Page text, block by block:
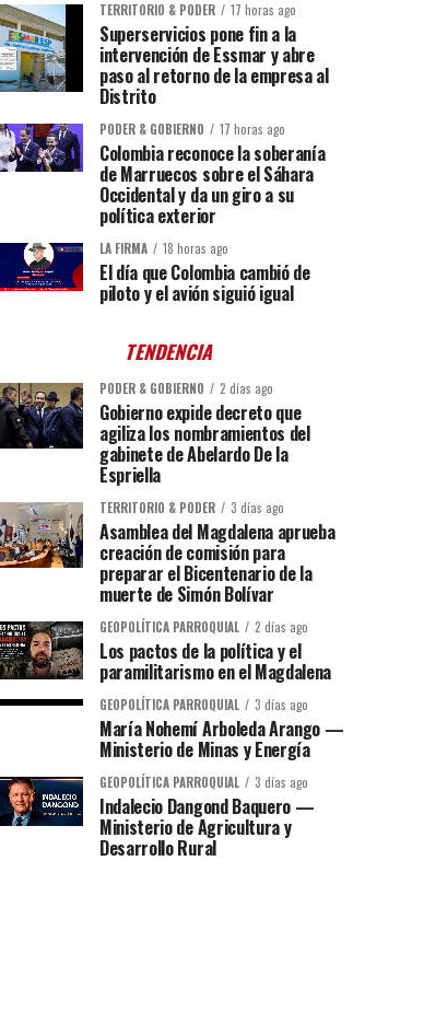
TERRITORIO & PODER 17 horas ago
Superservicios pone fin a la
intervención de Essmar y abre
paso al retorno de la empresa al
Distrito
PODER & GOBIERNO 17 horas ago
Colombia reconoce la soberanía
de Marruecos sobre el Sáhara
Occidental y da un giro a su
política exterior
LA FIRMA 18 horas ago
El día que Colombia cambió de
piloto y el avión siguió igual
TENDENCIA
PODER & GOBIERNO 2 días ago
Gobierno expide decreto que
agiliza los nombramientos del
gabinete de Abelardo De la
Espriella
TERRITORIO & PODER 3 días ago
Asamblea del Magdalena aprueba
creación de comisión para
preparar el Bicentenario de la
muerte de Simón Bolívar
GEOPOLÍTICA PARROQUIAL 2 días ago
Los pactos de la política y el
paramilitarismo en el Magdalena
GEOPOLÍTICA PARROQUIAL 3 días ago
María Nohemí Arboleda Arango —
Ministerio de Minas y Energía
GEOPOLÍTICA PARROQUIAL 3 días ago
Indalecio Dangond Baquero —
Ministerio de Agricultura y
Desarrollo Rural